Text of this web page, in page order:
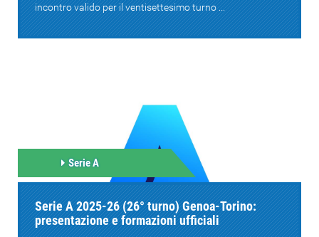
incontro valido per il ventisettesimo turno ...
Serie A
Serie A 2025-26 (26° turno) Genoa-Torino:
presentazione e formazioni ufficiali